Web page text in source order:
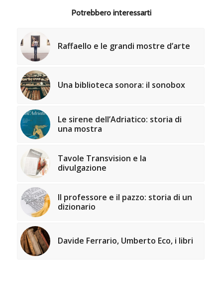
Potrebbero interessarti
Raffaello e le grandi mostre d’arte
Una biblioteca sonora: il sonobox
Le sirene dell’Adriatico: storia di
una mostra
Tavole Transvision e la
divulgazione
Il professore e il pazzo: storia di un
dizionario
Davide Ferrario, Umberto Eco, i libri